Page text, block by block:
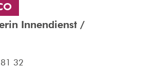
Innendienst /
32